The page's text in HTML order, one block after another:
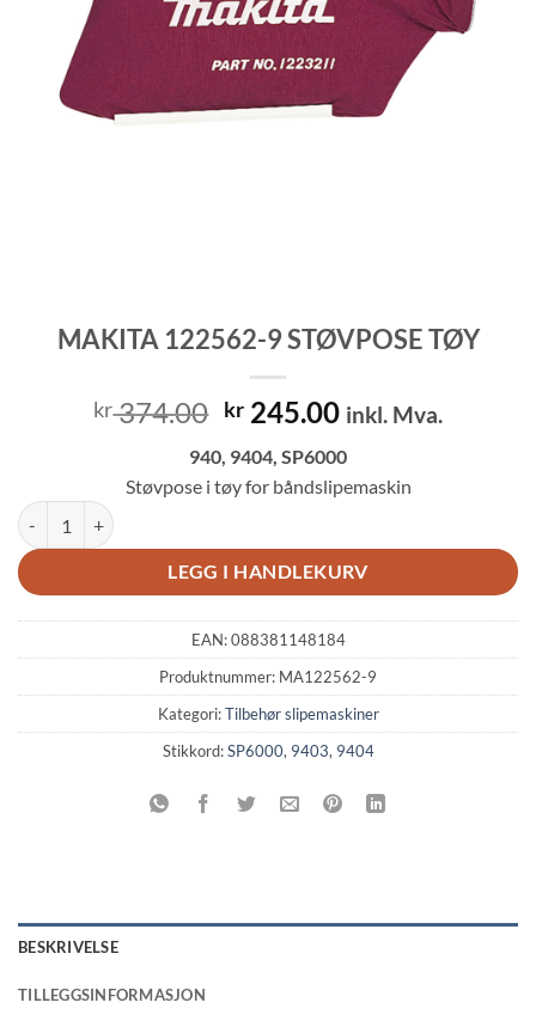
MAKITA 122562-9 STØVPOSE TØY
kr374.00 Opprinnelig
var:
kr 374.00.
kr245.00Nåværende
er:
kr 245.00.
inkl. Mva.
940, 9404, SP6000
Støvpose i tøy for båndslipemaskin
MAKITA 122562-9 STØVPOSE TØY antall
LEGG I HANDLEKURV
EAN:088381148184
Produktnummer: MA122562-9
Kategori:Tilbehør slipemaskiner
Stikkord:SP6000, 9403, 9404
BESKRIVELSE
TILLEGGSINFORMASJON